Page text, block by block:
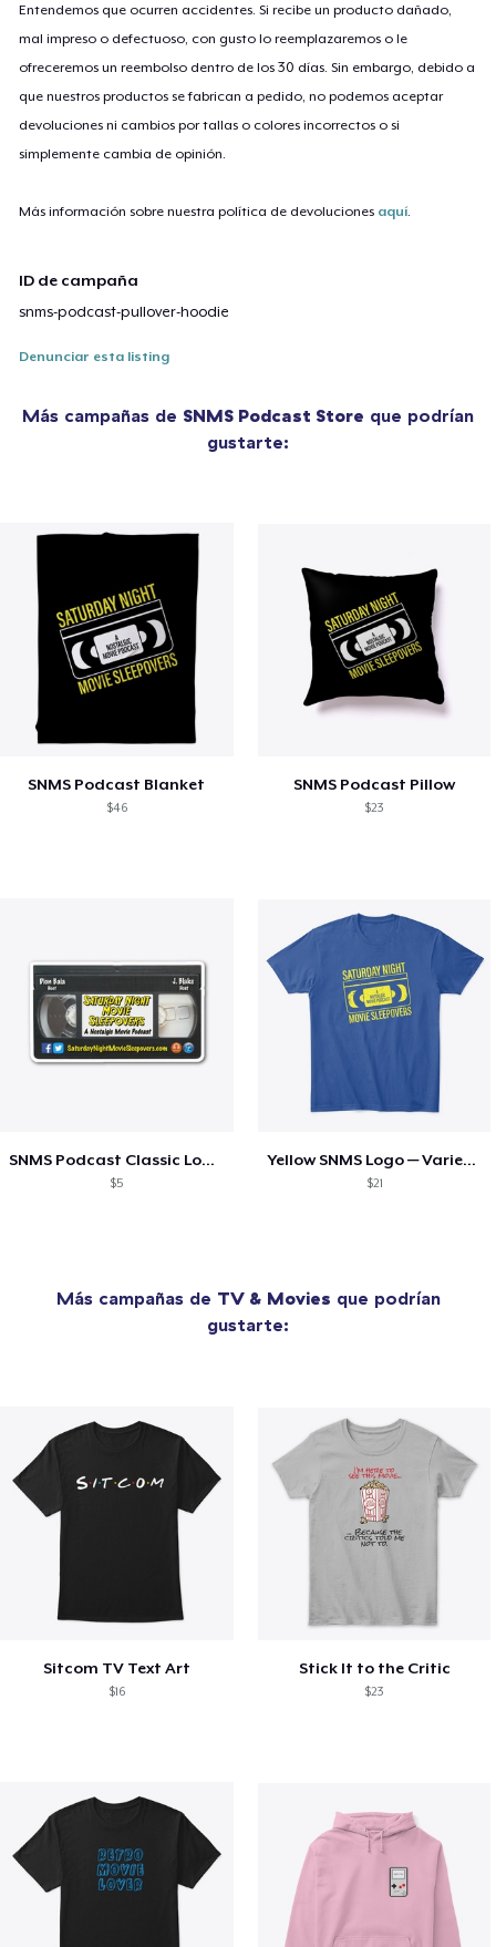
Entendemos que ocurren accidentes. Si recibe un producto dañado,
mal impreso o defectuoso, con gusto lo reemplazaremos o le
ofreceremos un reembolso dentro de los 30 días. Sin embargo, debido a
que nuestros productos se fabrican a pedido, no podemos aceptar
devoluciones ni cambios por tallas o colores incorrectos o si
simplemente cambia de opinión.
Más información sobre nuestra política de devoluciones aquí
ID de campaña
snms-podcast-pullover-hoodie
Denunciar esta listing
Más campañas de SNMS Podcast Store que podrían
gustarte:
SNMS Podcast Blanket
$46
SNMS Podcast Pillow
$23
SNMS Podcast Classic Logo Sticker
$5
Yellow SNMS Logo — Varied Color Tees
$21
Más campañas de TV & Movies que podrían
gustarte:
Sitcom TV Text Art
$16
Stick It to the Critic
$23